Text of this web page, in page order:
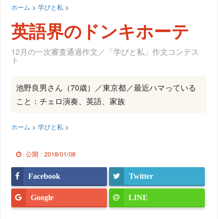
ホーム >学びと私 >
英語界のドンキホーテ
12月の一次審査通過作文／「学びと私」作文コンテス
ト
池野良男さん（70歳）／東京都／最近ハマっている
こと：チェロ演奏、英語、家族
ホーム >学びと私 >
公開 :2018/01/08
Facebook Twitter
Google LINE